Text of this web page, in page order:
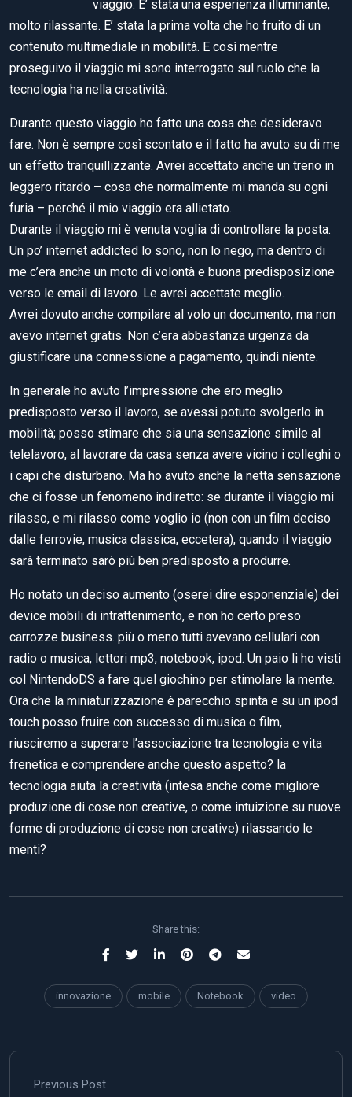
viaggio. E’ stata una esperienza illuminante,
molto rilassante. E’ stata la prima volta che ho fruito di un
contenuto multimediale in mobilità. E così mentre
proseguivo il viaggio mi sono interrogato sul ruolo che la
tecnologia ha nella creatività:
Durante questo viaggio ho fatto una cosa che desideravo
fare. Non è sempre così scontato e il fatto ha avuto su di me
un effetto tranquillizzante. Avrei accettato anche un treno in
leggero ritardo – cosa che normalmente mi manda su ogni
furia – perché il mio viaggio era allietato.
Durante il viaggio mi è venuta voglia di controllare la posta.
Un po’ internet addicted lo sono, non lo nego, ma dentro di
me c’era anche un moto di volontà e buona predisposizione
verso le email di lavoro. Le avrei accettate meglio.
Avrei dovuto anche compilare al volo un documento, ma non
avevo internet gratis. Non c’era abbastanza urgenza da
giustificare una connessione a pagamento, quindi niente.
In generale ho avuto l’impressione che ero meglio
predisposto verso il lavoro, se avessi potuto svolgerlo in
mobilità; posso stimare che sia una sensazione simile al
telelavoro, al lavorare da casa senza avere vicino i colleghi o
i capi che disturbano. Ma ho avuto anche la netta sensazione
che ci fosse un fenomeno indiretto: se durante il viaggio mi
rilasso, e mi rilasso come voglio io (non con un film deciso
dalle ferrovie, musica classica, eccetera), quando il viaggio
sarà terminato sarò più ben predisposto a produrre.
Ho notato un deciso aumento (oserei dire esponenziale) dei
device mobili di intrattenimento, e non ho certo preso
carrozze business. più o meno tutti avevano cellulari con
radio o musica, lettori mp3, notebook, ipod. Un paio li ho visti
col NintendoDS a fare quel giochino per stimolare la mente.
Ora che la miniaturizzazione è parecchio spinta e su un ipod
touch posso fruire con successo di musica o film,
riusciremo a superare l’associazione tra tecnologia e vita
frenetica e comprendere anche questo aspetto? la
tecnologia aiuta la creatività (intesa anche come migliore
produzione di cose non creative, o come intuizione su nuove
forme di produzione di cose non creative) rilassando le
menti?
Share this:
innovazione mobile Notebook video
Previous Post